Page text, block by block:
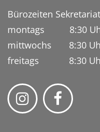
Bürozeiten Sekretariat
montags 8:30 Uhr
mittwochs 8:30
freitags 8:30 Uhr